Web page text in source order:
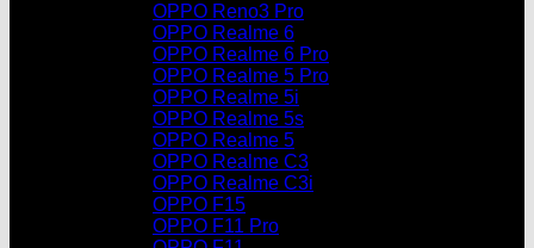
OPPO Reno3 Pro
OPPO Realme 6
OPPO Realme 6 Pro
OPPO Realme 5 Pro
OPPO Realme 5i
OPPO Realme 5s
OPPO Realme 5
OPPO Realme C3
OPPO Realme C3i
OPPO F15
OPPO F11 Pro